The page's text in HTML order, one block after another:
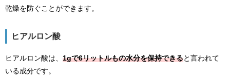
乾燥を防ぐことができます。
ヒアルロン酸
ヒアルロン酸は、 1gで6リットルもの水分を保持できると言われて
いる成分です。